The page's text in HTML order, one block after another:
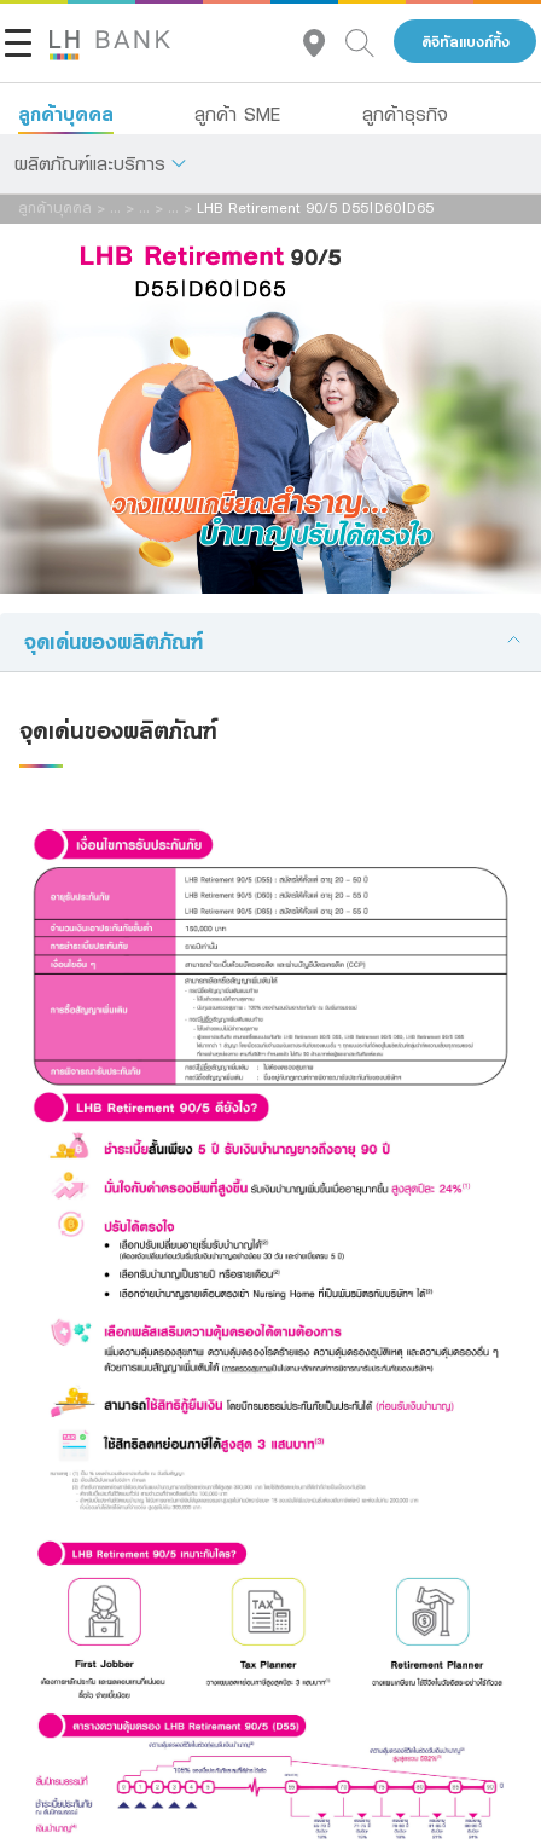
ดิจิทัลแบงก์กิ้ง
ลูกค้าบุคคล ลูกค้า SME ลูกค้าธุรกิจ
ผลิตภัณฑ์และบริการ
เกี่ยวกับเรา
นักลงทุนสัมพันธ์
กลุ่มธุรกิจทางการเงินแลนด์ แอนด์ เฮ้าส์
โทร 1327 TH EN CN
สินเชื่อ
ประกัน
การลงทุน
บริการ
ดิจิทัลแบงก์กิ้ง
Family Banking
ลูกค้าบุคคล > > > > LHB Retirement 90/5 D55|D60|D65
จุดเด่นของผลิตภัณฑ์
จุดเด่นของผลิตภัณฑ์
แจ้งข้อมูลให้ผู้เชี่ยวชาญของเราติดต่อกลับ
ชื่อ:
นามสกุล:
อายุ:
เบอร์โทรศัพท์:
ผลิตภัณฑ์ที่สนใจ:
รายละเอียดที่ต้องการติดต่อ:
ข้าพเจ้าขอรับรองว่าข้อมูลที่ระบุข้างต้น รวมถึงข้อมูลส่วนบุคคลที่ได้ให้ไว้กับ
ธนาคารข้างต้นนี้ถูกต้องและเป็นจริงทุกประการ และข้าพเจ้าประสงค์ให้ไว้แก่ธนาคาร
เพื่อให้เจ้าหน้าที่ธนาคารติดต่อกลับข้าพเจ้า เพื่อให้คำปรึกษาทางการเงินและนำเสนอ
ข้อมูลเกี่ยวกับผลิตภัณฑ์หรือบริการของธนาคารที่ข้าพเจ้าสนใจหรือที่ข้าพเจ้าอาจ
ข้าพเจ้าได้อ่าน ทำความเข้าใจ และรับทราบรายละเอียดการเก็บรวบรวม การใช้
และการเปิดเผยข้อมูลส่วนบุคคล รวมทั้งสิทธิของข้าพเจ้า ตามประกาศนโยบายความ
เป็นส่วนตัวของธนาคารแล้วศึกษาเพิ่มเติมได้ที่นี่